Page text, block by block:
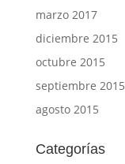
marzo 2017
diciembre 2015
octubre 2015
septiembre 2015
agosto 2015
Categorías